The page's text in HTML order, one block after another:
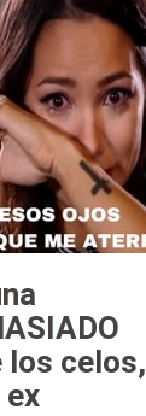
los celos,
ex